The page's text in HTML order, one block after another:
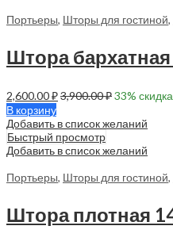
Портьеры, Шторы для гостиной,
2,600.00₽3,900.00₽33% скидка
В корзину
Добавить в список желаний
Быстрый просмотр
Добавить в список желаний
Портьеры, Шторы для гостиной,